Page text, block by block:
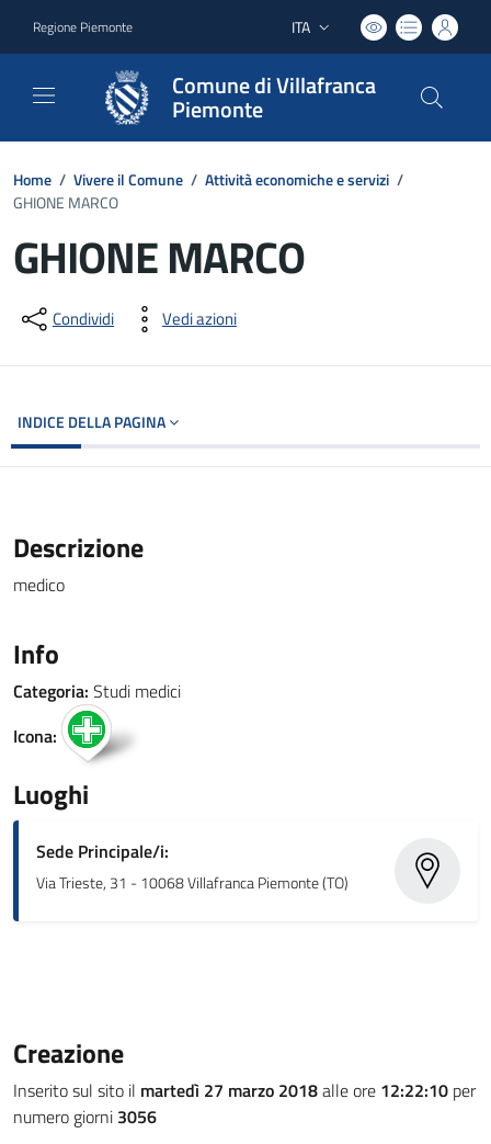
Regione Piemonte Lingua attiva:
ITA
Comune di Villafranca
Piemonte
Home / Vivere il Comune / Attività economiche e servizi /
GHIONE MARCO
GHIONE MARCO
Dettagli del documento
Condividi Vedi azioni
INDICE DELLA PAGINA
Descrizione
medico
Info
Categoria: Studi medici
Icona:
Luoghi
Sede Principale/i:
Via Trieste, 31 - 10068 Villafranca Piemonte (TO)
Creazione
Inserito sul sito il martedì 27 marzo 2018alle ore 12:22:10 per
numero giorni 3056